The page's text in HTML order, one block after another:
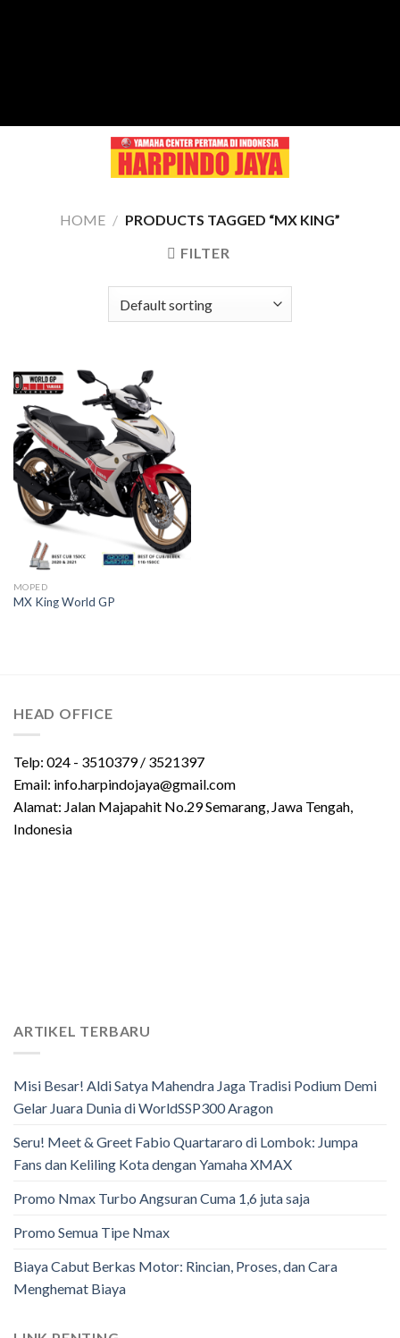
HOME / PRODUCTS TAGGED “MX KING”
FILTER
MOPED
MX King World GP
HEAD OFFICE
Telp: 024 - 3510379 / 3521397
Email: info.harpindojaya@gmail.com
Alamat: Jalan Majapahit No.29 Semarang, Jawa Tengah,
Indonesia
ARTIKEL TERBARU
Misi Besar! Aldi Satya Mahendra Jaga Tradisi Podium Demi
Gelar Juara Dunia di WorldSSP300 Aragon
Seru! Meet & Greet Fabio Quartararo di Lombok: Jumpa
Fans dan Keliling Kota dengan Yamaha XMAX
Promo Nmax Turbo Angsuran Cuma 1,6 juta saja
Promo Semua Tipe Nmax
Biaya Cabut Berkas Motor: Rincian, Proses, dan Cara
Menghemat Biaya